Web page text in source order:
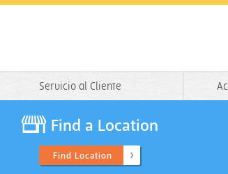
Servicio al Cliente
Find a Location
Find Location